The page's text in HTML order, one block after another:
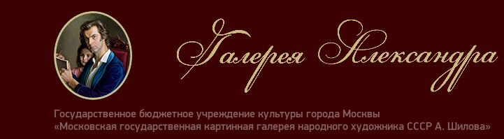
Государственное бюджетное учреждение культуры города Москвы
«Московская государственная картинная галерея народного художника СССР А. Шилова»